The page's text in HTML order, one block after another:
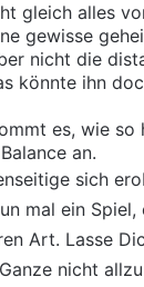
gleich alles
gewisse
nicht die
könnte ihn
es, wie so
an.
sich
mal ein Spiel,
Art. Lasse
nicht